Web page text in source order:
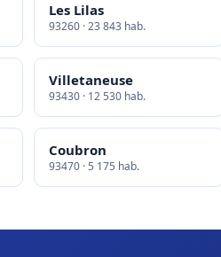
Les Lilas
93260 · 23 843 hab.
Villetaneuse
93430 · 12 530 hab.
Coubron
93470 · 5 175 hab.